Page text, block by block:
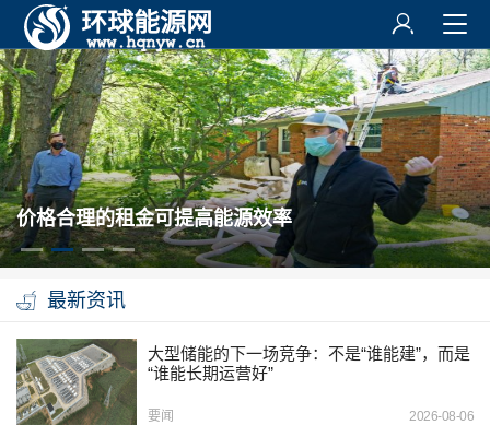
价格合理的租金可提高能源效率
最新资讯
大型储能的下一场竞争：不是“谁能建”，而是
“谁能长期运营好”
要闻 2026-08-06